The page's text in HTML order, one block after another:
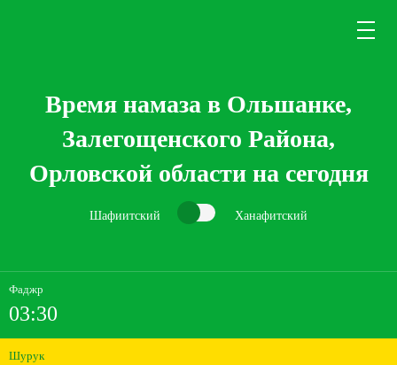
Время намаза в Ольшанке,
Залегощенского Района,
Орловской области на сегодня
Шафиитский Ханафитский
Фаджр
03:30
Шурук